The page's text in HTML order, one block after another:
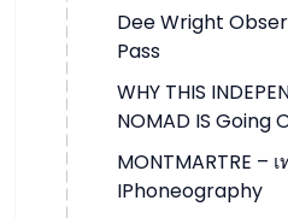
Dee Wright
Pass
WHY THIS
NOMAD IS Going
MONTMARTRE –
IPhoneography